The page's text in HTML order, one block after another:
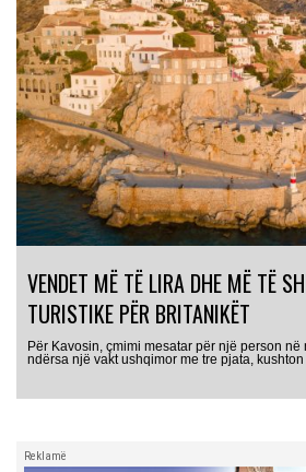
VENDET MË TË LIRA DHE MË TË
TURISTIKE PËR BRITANIKËT
Për Kavosin, çmimi mesatar për një person në
ndërsa një vakt ushqimor me tre pjata,
Reklamë